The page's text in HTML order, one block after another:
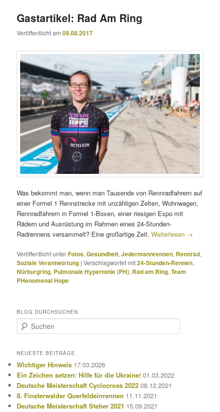
Gastartikel: Rad Am Ring
Veröffentlicht am09.08.2017
Was bekommt man, wenn man Tausende von Rennradfahrern auf
einer Formel 1 Rennstrecke mit unzähligen Zelten, Wohnwagen,
Rennradfahrern in Formel 1-Boxen, einer riesigen Expo mit
Rädern und Ausrüstung im Rahmen eines 24-Stunden-
Radrennens versammelt? Eine großartige Zeit.Weiterlesen →
Veröffentlicht unterFotos,Gesundheit,Jedermannrennen, Rennrad,
Soziale Verantwortung |Verschlagwortet mit24-Stunden-Rennen,
Nürburgring, Pulmonale Hypertonie (PH), Rad am Ring,Team
PHenomenal Hope
BLOG DURCHSUCHEN
u
h
n
NEUESTE BEITRÄGE
Wichtiger Hinweis 17.03.2026
Ein Zeichen setzen: Hilfe für die Ukraine! 01.03.2022
Deutsche Meisterschaft Cyclocross 2022 08.12.2021
8. Finsterwalder Querfeldeinrennen 11.11.2021
Deutsche Meisterschaft Steher 2021 15.09.2021